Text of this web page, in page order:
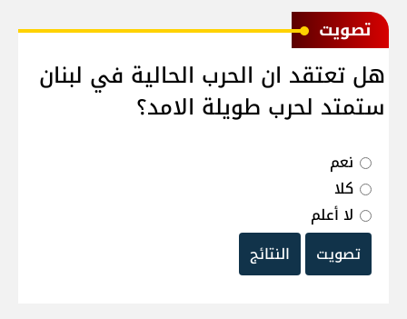
ﺗﺼﻮﻳﺖ
هل تعتقد ان الحرب الحالية في لبنان
ستمتد لحرب طويلة الامد؟
نعم
كلا
لا أعلم
تصويت
النتائج